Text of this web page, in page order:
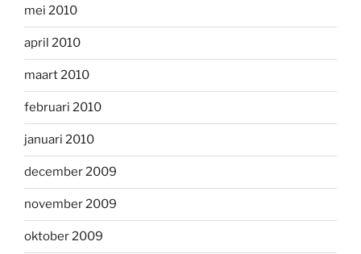
mei 2010
april 2010
maart 2010
februari 2010
januari 2010
december 2009
november 2009
oktober 2009